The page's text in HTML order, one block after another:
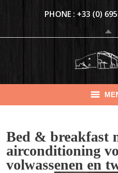
PHONE : +33 (0)
VAKANTIEHUIZEN
CHAMBRE D’HÔTES
Bed & breakfast
airconditioning
volwassenen en